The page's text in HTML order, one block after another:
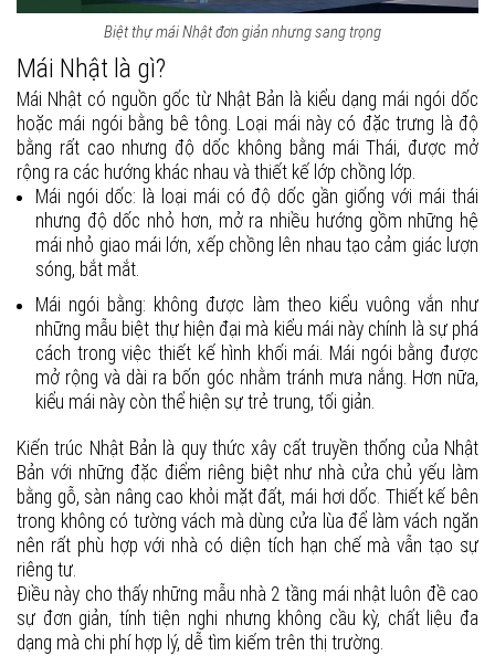
Biệt thự mái Nhật đơn giản nhưng sang trọng
Mái Nhật là gì?
Mái Nhật có nguồn gốc từ Nhật Bản là kiểu dạng mái ngói dốc
hoặc mái ngói bằng bê tông. Loại mái này có đặc trưng là độ
bằng rất cao nhưng độ dốc không bằng mái Thái, được mở
rộng ra các hướng khác nhau và thiết kế lớp chồng lớp.
Mái ngói dốc: là loại mái có độ dốc gần giống với mái thái
nhưng độ dốc nhỏ hơn, mở ra nhiều hướng gồm những hệ
mái nhỏ giao mái lớn, xếp chồng lên nhau tạo cảm giác lượn
sóng, bắt mắt.
Mái ngói bằng: không được làm theo kiểu vuông vắn như
những mẫu biệt thự hiện đại mà kiểu mái này chính là sự phá
cách trong việc thiết kế hình khối mái. Mái ngói bằng được
mở rộng và dài ra bốn góc nhằm tránh mưa nắng. Hơn nữa,
kiểu mái này còn thể hiện sự trẻ trung, tối giản.
Kiến trúc Nhật Bản là quy thức xây cất truyền thống của Nhật
Bản với những đặc điểm riêng biệt như nhà cửa chủ yếu làm
bằng gỗ, sàn nâng cao khỏi mặt đất, mái hơi dốc. Thiết kế bên
trong không có tường vách mà dùng cửa lùa để làm vách ngăn
nên rất phù hợp với nhà có diện tích hạn chế mà vẫn tạo sự
riêng tư.
Điều này cho thấy những mẫu nhà 2 tầng mái nhật luôn đề cao
sự đơn giản, tính tiện nghi nhưng không cầu kỳ, chất liệu đa
dạng mà chi phí hợp lý, dễ tìm kiếm trên thị trường.